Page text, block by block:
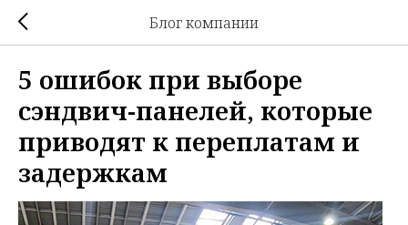
Блог компании
5 ошибок при выборе
сэндвич-панелей, которые
приводят к переплатам и
задержкам